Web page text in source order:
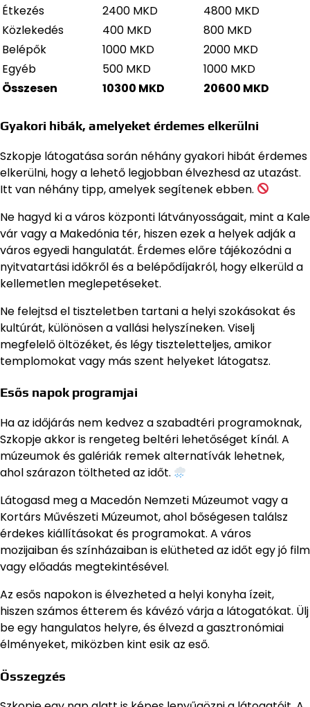
Étkezés
2400 MKD
4800 MKD
Közlekedés
400 MKD
800 MKD
Belépők
1000 MKD
2000 MKD
Egyéb
500 MKD
1000 MKD
Összesen
10300 MKD 20600 MKD
Gyakori hibák, amelyeket érdemes elkerülni
Szkopje látogatása során néhány gyakori hibát érdemes
elkerülni, hogy a lehető legjobban élvezhesd az utazást.
Itt van néhány tipp, amelyek segítenek ebben.
Ne hagyd ki a város központi látványosságait, mint a Kale
vár vagy a Makedónia tér, hiszen ezek a helyek adják a
város egyedi hangulatát. Érdemes előre tájékozódni a
nyitvatartási időkről és a belépődíjakról, hogy elkerüld a
kellemetlen meglepetéseket.
Ne felejtsd el tiszteletben tartani a helyi szokásokat és
kultúrát, különösen a vallási helyszíneken. Viselj
megfelelő öltözéket, és légy tiszteletteljes, amikor
templomokat vagy más szent helyeket látogatsz.
Esős napok programjai
Ha az időjárás nem kedvez a szabadtéri programoknak,
Szkopje akkor is rengeteg beltéri lehetőséget kínál. A
múzeumok és galériák remek alternatívák lehetnek,
ahol szárazon töltheted az időt.
Látogasd meg a Macedón Nemzeti Múzeumot vagy a
Kortárs Művészeti Múzeumot, ahol bőségesen találsz
érdekes kiállításokat és programokat. A város
mozijaiban és színházaiban is elütheted az időt egy jó film
vagy előadás megtekintésével.
Az esős napokon is élvezheted a helyi konyha ízeit,
hiszen számos étterem és kávézó várja a látogatókat. Ülj
be egy hangulatos helyre, és élvezd a gasztronómiai
élményeket, miközben kint esik az eső.
Összegzés